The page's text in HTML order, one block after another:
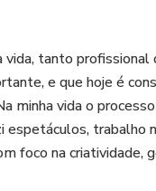
Vida
tanto
e que hoje é
minha vida o
trabalho
foco na criatividade,